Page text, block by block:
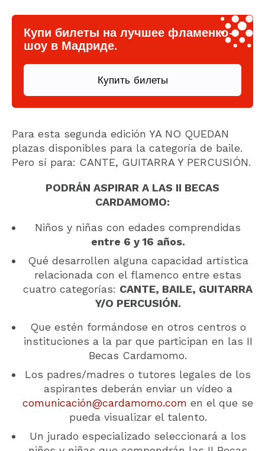
Купи билеты на лучшее фламенко-
шоу в Мадриде.
Купить билеты
Para esta segunda edición YA NO QUEDAN
plazas disponibles para la categoría de baile.
Pero sí para: CANTE, GUITARRA Y PERCUSIÓN.
PODRÁN ASPIRAR A LAS II BECAS
CARDAMOMO:
Niños y niñas con edades comprendidas
entre 6 y 16 años.
Qué desarrollen alguna capacidad artística
relacionada con el flamenco entre estas
cuatro categorías: CANTE, BAILE, GUITARRA
Y/O PERCUSIÓN.
Que estén formándose en otros centros o
instituciones a la par que participan en las II
Becas Cardamomo.
Los padres/madres o tutores legales de los
aspirantes deberán enviar un vídeo a
comunicación@cardamomo.com en el que se
pueda visualizar el talento.
Un jurado especializado seleccionará a los